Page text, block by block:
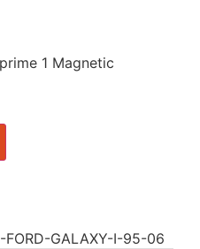
1 Magnetic
FORD-GALAXY-I-95-06